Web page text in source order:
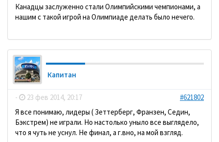
Канадцы заслуженно стали Олимпийскими чемпионами, а
нашим с такой игрой на Олимпиаде делать было нечего.
Кaпитaн
- 23 фев 2014, 20:17
#621802
Я все понимаю, лидеры ( Зеттерберг, Франзен, Седин,
Бэкстрем) не играли. Но настолько уныло все выглядело,
что я чуть не уснул. Не финал, а г.вно, на мой взгляд.